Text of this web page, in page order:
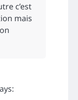
c’est
mais